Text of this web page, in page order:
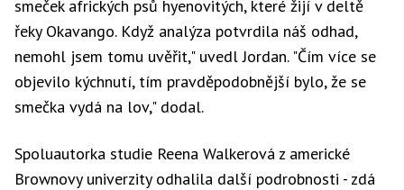
smeček afrických psů hyenovitých, které žijí v deltě
řeky Okavango. Když analýza potvrdila náš odhad,
nemohl jsem tomu uvěřit," uvedl Jordan. "Čím více se
objevilo kýchnutí, tím pravděpodobnější bylo, že se
smečka vydá na lov," dodal.
Spoluautorka studie Reena Walkerová z americké
Brownovy univerzity odhalila další podrobnosti - zdá